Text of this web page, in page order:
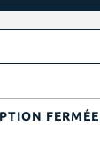
FERMÉE